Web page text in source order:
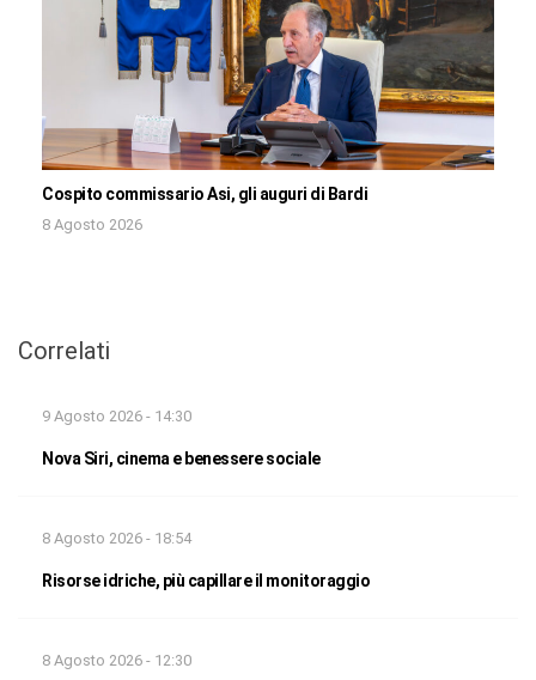
Cospito commissario Asi, gli auguri di Bardi
8 Agosto 2026
Correlati
9 Agosto 2026 - 14:30
Nova Siri, cinema e benessere sociale
8 Agosto 2026 - 18:54
Risorse idriche, più capillare il monitoraggio
8 Agosto 2026 - 12:30